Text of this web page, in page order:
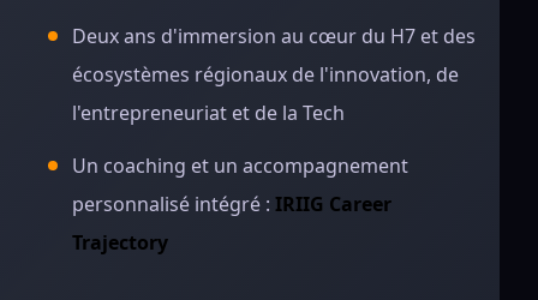
Deux ans d'immersion au cœur du H7 et des
écosystèmes régionaux de l'innovation, de
l'entrepreneuriat et de la Tech
Un coaching et un accompagnement
personnalisé intégré : IRIIG Career
Trajectory